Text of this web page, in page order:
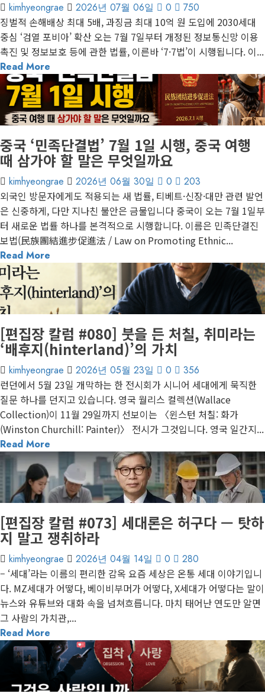
kimhyeongrae 2026년 07월 06일 0 750
징벌적 손해배상 최대 5배, 과징금 최대 10억 원 도입에 2030세대
중심 ‘검열 포비아’ 확산 오는 7월 7일부터 개정된 정보통신망 이용
촉진 및 정보보호 등에 관한 법률, 이른바 ‘7·7법’이 시행됩니다. 이...
Read More
1 minute read
게재된 글
글로벌 트렌드
중국 ‘민족단결법’ 7월 1일 시행, 중국 여행
때 삼가야 할 말은 무엇일까요
kimhyeongrae 2026년 06월 30일 0 203
외국인 방문자에게도 적용되는 새 법률, 티베트·신장·대만 관련 발언
은 신중하게, 다만 지나친 불안은 금물입니다 중국이 오는 7월 1일부
터 새로운 법률 하나를 본격적으로 시행합니다. 이름은 민족단결진
보법(民族團結進步促進法 / Law on Promoting Ethnic...
Read More
1 minute read
게재된 글
편집장 칼럼
[편집장 칼럼 #080] 붓을 든 처칠, 취미라는
‘배후지(hinterland)’의 가치
kimhyeongrae 2026년 05월 23일 0 356
런던에서 5월 23일 개막하는 한 전시회가 시니어 세대에게 묵직한
질문 하나를 던지고 있습니다. 영국 월리스 컬렉션(Wallace
Collection)이 11월 29일까지 선보이는 〈윈스턴 처칠: 화가
(Winston Churchill: Painter)〉 전시가 그것입니다. 영국 일간지...
Read More
1 minute read
게재된 글
편집장 칼럼
[편집장 칼럼 #073] 세대론은 허구다 — 탓하
지 말고 쟁취하라
kimhyeongrae 2026년 04월 14일 0 280
– ‘세대’라는 이름의 편리한 감옥 요즘 세상은 온통 세대 이야기입니
다. MZ세대가 어떻다, 베이비부머가 어떻다, X세대가 어떻다는 말이
뉴스와 유튜브와 대화 속을 넘쳐흐릅니다. 마치 태어난 연도만 알면
그 사람의 가치관,...
Read More
1 minute read
게재된 글
편집장 칼럼